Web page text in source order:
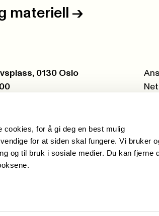
cookies, for å gi deg en best mulig
for at siden skal fungere. Vi bruker
og til bruk i sosiale medier. Du kan fjerne
materiell ->
0130 Oslo